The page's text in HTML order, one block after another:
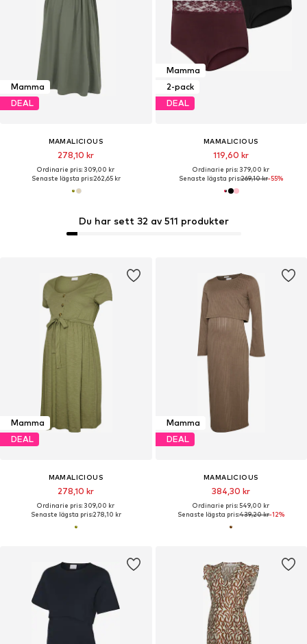
Du har sett 32 av 511 produkter
Mamma
DEAL
MAMALICIOUS
278,10 kr
Ordinarie pris: 309,00 kr
Senaste lägsta pris:262,65 kr
Mamma
2-pack
DEAL
MAMALICIOUS
119,60 kr
Ordinarie pris: 379,00 kr
Senaste lägsta pris:269,10 kr-55%
Mamma
DEAL
MAMALICIOUS
278,10 kr
Ordinarie pris: 309,00 kr
Senaste lägsta pris:278,10 kr
Mamma
DEAL
MAMALICIOUS
384,30 kr
Ordinarie pris: 549,00 kr
Senaste lägsta pris:439,20 kr-12%